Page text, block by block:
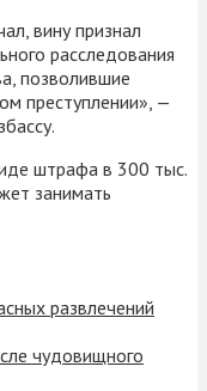
вину признал
расследования
позволившие
преступлении», —
штрафа в 300 тыс.
занимать
развлечений
чудовищного